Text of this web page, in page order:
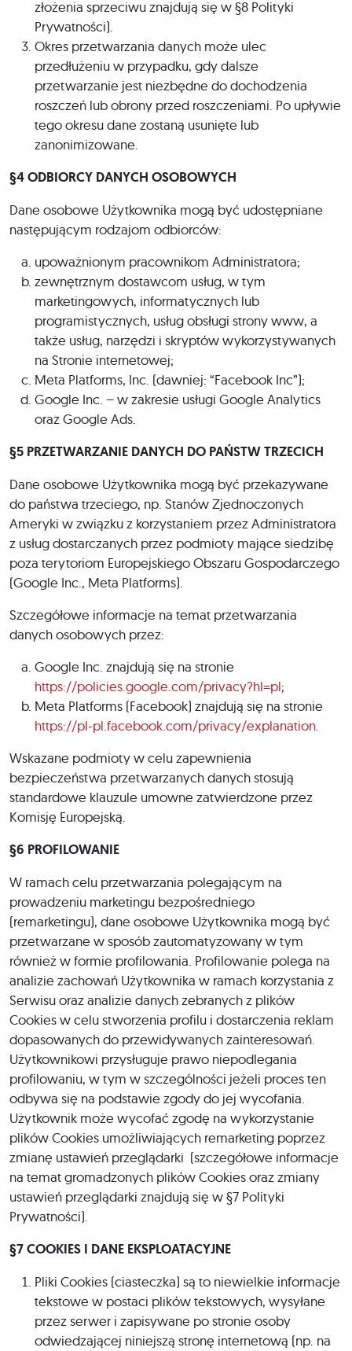
złożenia sprzeciwu znajdują się w §8 Polityki
Prywatności).
Okres przetwarzania danych może ulec
przedłużeniu w przypadku, gdy dalsze
przetwarzanie jest niezbędne do dochodzenia
roszczeń lub obrony przed roszczeniami. Po upływie
tego okresu dane zostaną usunięte lub
zanonimizowane.
§4 ODBIORCY DANYCH OSOBOWYCH
Dane osobowe Użytkownika mogą być udostępniane
następującym rodzajom odbiorców:
upoważnionym pracownikom Administratora;
zewnętrznym dostawcom usług, w tym
marketingowych, informatycznych lub
programistycznych, usług obsługi strony www, a
także usług, narzędzi i skryptów wykorzystywanych
na Stronie internetowej;
Meta Platforms, Inc. (dawniej: “Facebook Inc”);
Google Inc. – w zakresie usługi Google Analytics
oraz Google Ads.
§5 PRZETWARZANIE DANYCH DO PAŃSTW TRZECICH
Dane osobowe Użytkownika mogą być przekazywane
do państwa trzeciego, np. Stanów Zjednoczonych
Ameryki w związku z korzystaniem przez Administratora
z usług dostarczanych przez podmioty mające siedzibę
poza terytoriom Europejskiego Obszaru Gospodarczego
(Google Inc., Meta Platforms).
Szczegółowe informacje na temat przetwarzania
danych osobowych przez:
Google Inc. znajdują się na stronie
https://policies.google.com/privacy?hl=pl;
Meta Platforms (Facebook) znajdują się na stronie
https://pl-pl.facebook.com/privacy/explanation
Wskazane podmioty w celu zapewnienia
bezpieczeństwa przetwarzanych danych stosują
standardowe klauzule umowne zatwierdzone przez
Komisję Europejską.
§6 PROFILOWANIE
W ramach celu przetwarzania polegającym na
prowadzeniu marketingu bezpośredniego
(remarketingu), dane osobowe Użytkownika mogą być
przetwarzane w sposób zautomatyzowany w tym
również w formie profilowania. Profilowanie polega na
analizie zachowań Użytkownika w ramach korzystania z
Serwisu oraz analizie danych zebranych z plików
Cookies w celu stworzenia profilu i dostarczenia reklam
dopasowanych do przewidywanych zainteresowań.
Użytkownikowi przysługuje prawo niepodlegania
profilowaniu, w tym w szczególności jeżeli proces ten
odbywa się na podstawie zgody do jej wycofania.
Użytkownik może wycofać zgodę na wykorzystanie
plików Cookies umożliwiających remarketing poprzez
zmianę ustawień przeglądarki (szczegółowe informacje
na temat gromadzonych plików Cookies oraz zmiany
ustawień przeglądarki znajdują się w §7 Polityki
Prywatności).
§7COOKIES I DANE EKSPLOATACYJNE
Pliki Cookies (ciasteczka) są to niewielkie informacje
tekstowe w postaci plików tekstowych, wysyłane
przez serwer i zapisywane po stronie osoby
odwiedzającej niniejszą stronę internetową (np. na